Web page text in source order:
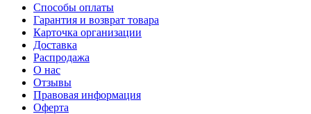
Способы оплаты
Гарантия и возврат товара
Карточка организации
Доставка
Распродажа
О нас
Отзывы
Правовая информация
Оферта